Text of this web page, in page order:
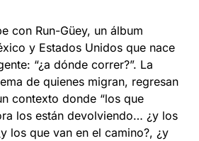
con Run-Güey, un álbum
y Estados Unidos que nace
“¿a dónde correr?”. La
de quienes migran, regresan
contexto donde “los que
los están devolviendo… ¿y los
los que van en el camino?, ¿y